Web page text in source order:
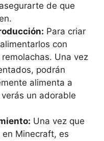
de⁤ que
Para criar
con
Una vez
podrán
alimenta a
un adorable
Una vez que
Minecraft, es